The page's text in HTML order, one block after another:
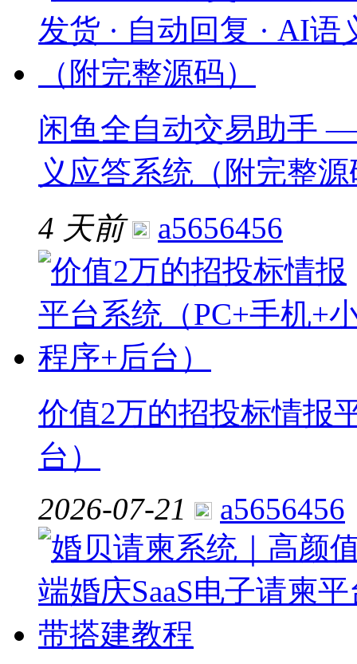
闲鱼全自动交易助手
义应答系统（附完整
4 天前
a5656456
价值2万的招投标情报
台）
2026-07-21
a5656456